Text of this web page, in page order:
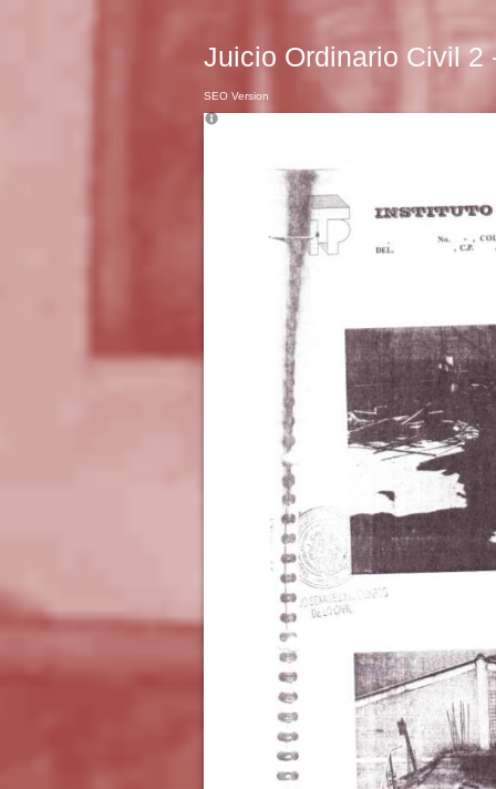
Juicio Ordinario Civil 2
SEO Version